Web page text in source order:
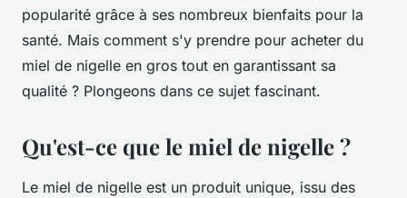
popularité grâce à ses nombreux bienfaits pour la
santé. Mais comment s'y prendre pour acheter du
miel de nigelle en gros tout en garantissant sa
qualité ? Plongeons dans ce sujet fascinant.
Qu'est-ce que le miel de nigelle ?
Le miel de nigelle est un produit unique, issu des